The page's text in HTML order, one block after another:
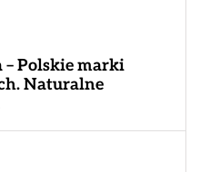
Polskie marki
Naturalne